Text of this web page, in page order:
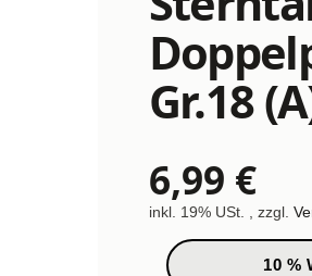
Gr.18
6,99 €
inkl. 19% USt. , zzgl.
10 %